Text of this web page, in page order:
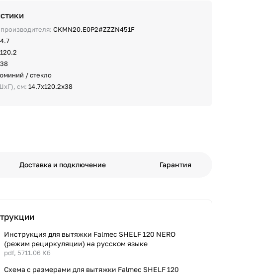
CKMN20.E0P2#ZZZN451F
120.2
38
/ стекло
см:14.7x120.2x38
Доставка и подключение Гарантия
Инструкция для вытяжки Falmec SHELF 120 NERO
(режим рециркуляции) на русском языке
pdf, 5711.06 Кб
Схема с размерами для вытяжки Falmec SHELF 120